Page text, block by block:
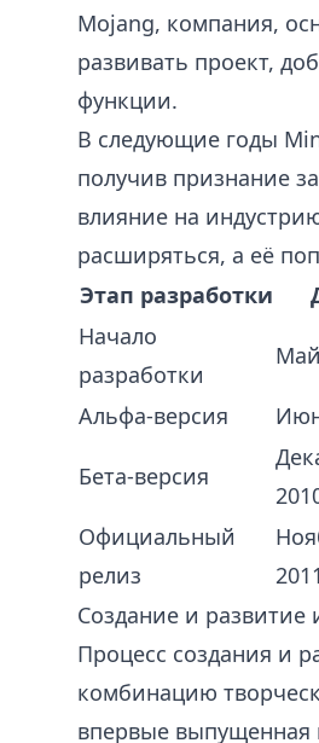
Mojang, компания,
развивать проект,
функции.
В следующие годы
получив признание
влияние на
расширяться, а её
Этап разработки
Начало
разработки
Альфа-версия
Бета-версия
Официальный
релиз
2011
Создание и развитие
Процесс создания и
комбинацию
впервые выпущенная